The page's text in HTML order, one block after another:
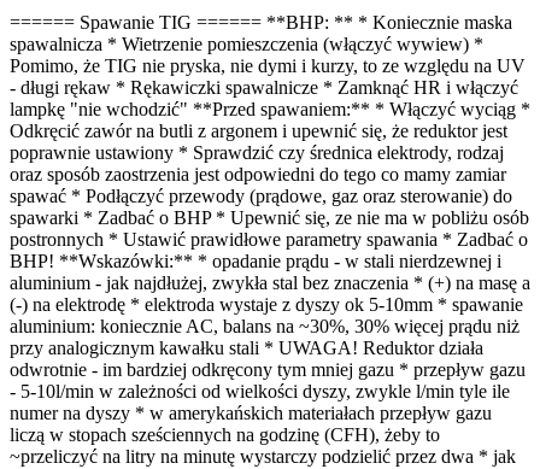
====== Spawanie TIG ====== **BHP: ** * Koniecznie maska
spawalnicza * Wietrzenie pomieszczenia (włączyć wywiew) *
Pomimo, że TIG nie pryska, nie dymi i kurzy, to ze względu na UV
- długi rękaw * Rękawiczki spawalnicze * Zamknąć HR i włączyć
lampkę "nie wchodzić" **Przed spawaniem:** * Włączyć wyciąg *
Odkręcić zawór na butli z argonem i upewnić się, że reduktor jest
poprawnie ustawiony * Sprawdzić czy średnica elektrody, rodzaj
oraz sposób zaostrzenia jest odpowiedni do tego co mamy zamiar
spawać * Podłączyć przewody (prądowe, gaz oraz sterowanie) do
spawarki * Zadbać o BHP * Upewnić się, ze nie ma w pobliżu osób
postronnych * Ustawić prawidłowe parametry spawania * Zadbać o
BHP! **Wskazówki:** * opadanie prądu - w stali nierdzewnej i
aluminium - jak najdłużej, zwykła stal bez znaczenia * (+) na masę a
(-) na elektrodę * elektroda wystaje z dyszy ok 5-10mm * spawanie
aluminium: koniecznie AC, balans na ~30%, 30% więcej prądu niż
przy analogicznym kawałku stali * UWAGA! Reduktor działa
odwrotnie - im bardziej odkręcony tym mniej gazu * przepływ gazu
- 5-10l/min w zależności od wielkości dyszy, zwykle l/min tyle ile
numer na dyszy * w amerykańskich materiałach przepływ gazu
liczą w stopach sześciennych na godzinę (CFH), żeby to
~przeliczyć na litry na minutę wystarczy podzielić przez dwa * jak